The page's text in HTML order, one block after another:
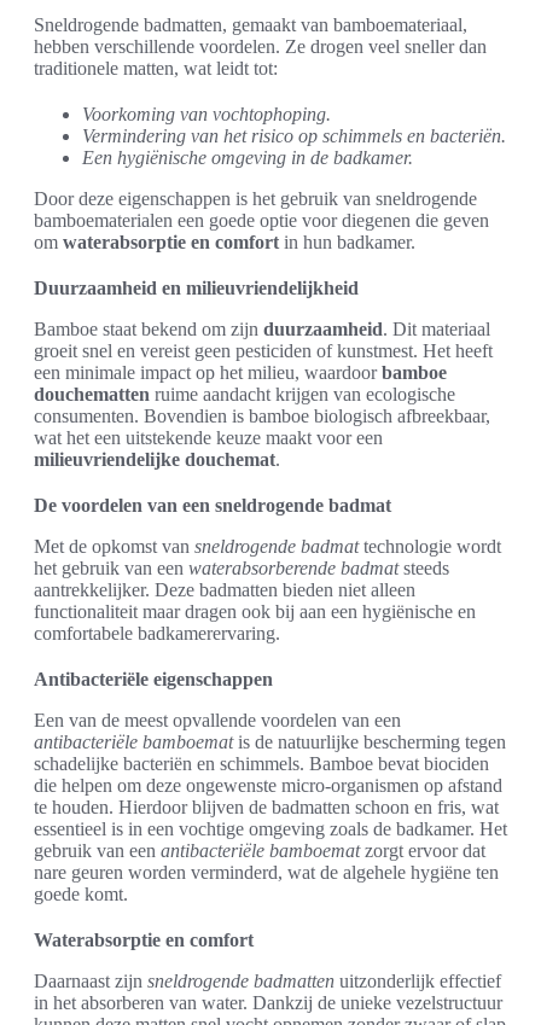
Sneldrogende badmatten, gemaakt van bamboemateriaal,
hebben verschillende voordelen. Ze drogen veel sneller dan
traditionele matten, wat leidt tot:
Voorkoming van vochtophoping.
Vermindering van het risico op schimmels en bacteriën.
Een hygiënische omgeving in de badkamer.
Door deze eigenschappen is het gebruik van sneldrogende
bamboematerialen een goede optie voor diegenen die geven
om waterabsorptie en comfort in hun badkamer.
Duurzaamheid en milieuvriendelijkheid
Bamboe staat bekend om zijn duurzaamheid. Dit materiaal
groeit snel en vereist geen pesticiden of kunstmest. Het heeft
een minimale impact op het milieu, waardoorbamboe
douchematten ruime aandacht krijgen van ecologische
consumenten. Bovendien is bamboe biologisch afbreekbaar,
wat het een uitstekende keuze maakt voor een
milieuvriendelijke douchemat.
De voordelen van een sneldrogende badmat
Met de opkomst van sneldrogende badmattechnologie wordt
het gebruik van een waterabsorberende badmatsteeds
aantrekkelijker. Deze badmatten bieden niet alleen
functionaliteit maar dragen ook bij aan een hygiënische en
comfortabele badkamerervaring.
Antibacteriële eigenschappen
Een van de meest opvallende voordelen van een
antibacteriële bamboematis de natuurlijke bescherming tegen
schadelijke bacteriën en schimmels. Bamboe bevat biociden
die helpen om deze ongewenste micro-organismen op afstand
te houden. Hierdoor blijven de badmatten schoon en fris, wat
essentieel is in een vochtige omgeving zoals de badkamer. Het
gebruik van een antibacteriële bamboematzorgt ervoor dat
nare geuren worden verminderd, wat de algehele hygiëne ten
goede komt.
Waterabsorptie en comfort
Daarnaast zijn sneldrogende badmatten uitzonderlijk effectief
in het absorberen van water. Dankzij de unieke vezelstructuur